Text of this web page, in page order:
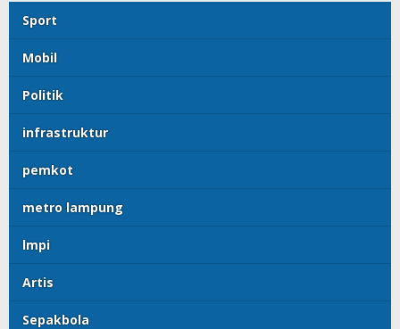
Sport
Mobil
Politik
infrastruktur
pemkot
metro lampung
lmpi
Artis
Sepakbola